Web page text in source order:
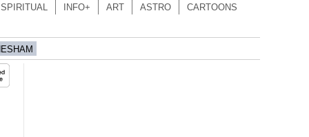
SPIRITUAL INFO+ ART ASTRO CARTOONS